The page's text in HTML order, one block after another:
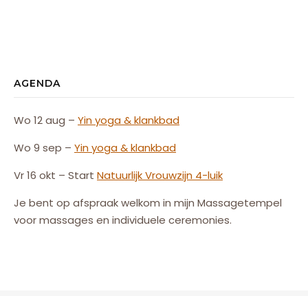
AGENDA
Wo 12 aug – Yin yoga & klankbad
Wo 9 sep – Yin yoga & klankbad
Vr 16 okt – Start NatuurlijkVrouwzijn 4-luik
Je bent op afspraak welkom in mijn Massagetempel
voor massages en individuele ceremonies.